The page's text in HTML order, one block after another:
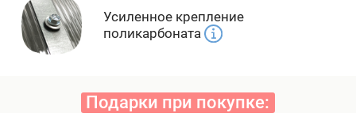
Усиленное крепление
поликарбоната
Подарки при покупке: